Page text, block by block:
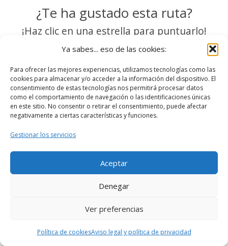
Ya sabes... eso de las cookies:
Para ofrecer las mejores experiencias, utilizamos tecnologías como las
cookies para almacenar y/o acceder a la información del dispositivo. El
consentimiento de estas tecnologías nos permitirá procesar datos
como el comportamiento de navegación o las identificaciones únicas
en este sitio. No consentir o retirar el consentimiento, puede afectar
negativamente a ciertas características y funciones.
Gestionar los servicios
Aceptar
Denegar
Ver preferencias
Política de cookiesAviso legal y política de privacidad
¿Te ha gustado esta ruta?
¡Haz clic en una estrella para puntuarlo!